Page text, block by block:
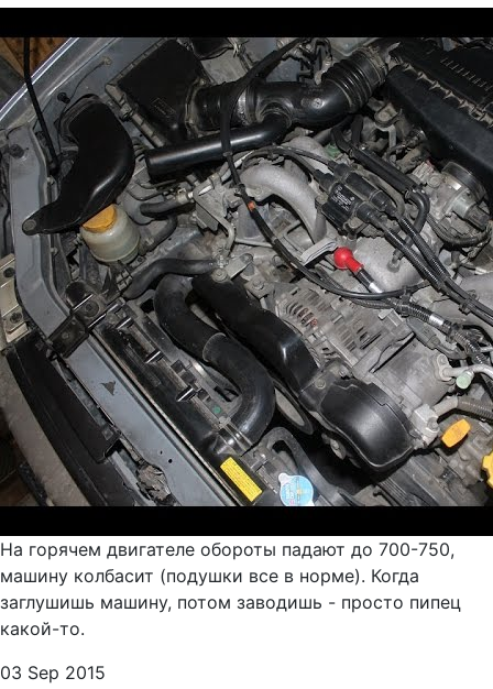
На горячем двигателе обороты падают до 700-750,
машину колбасит (подушки все в норме). Когда
заглушишь машину, потом заводишь - просто пипец
какой-то.
03 Sep 2015